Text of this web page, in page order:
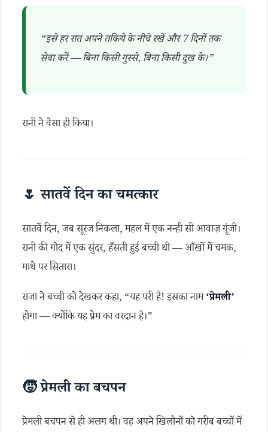
“इसे हर रात अपने तकिये के नीचे रखें और 7 दिनों तक
सेवा करें — बिना किसी गुस्से, बिना किसी दुख के।”
रानी ने वैसा ही किया।
🌷 सातवें दिन का चमत्कार
सातवें दिन, जब सूरज निकला, महल में एक नन्ही सी आवाज़ गूंजी।
रानी की गोद में एक सुंदर, हँसती हुई बच्ची थी — आँखों में चमक,
माथे पर सितारा।
राजा ने बच्ची को देखकर कहा, “यह परी है! इसका नाम‘प्रेमली’
होगा — क्योंकि यह प्रेम का वरदान है।”
🧒 प्रेमली का बचपन
प्रेमली बचपन से ही अलग थी। वह अपने खिलौनों को गरीब बच्चों में